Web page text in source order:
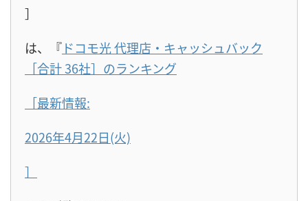
］
は、『ドコモ光 代理店・キャッシュバック
［合計 36社］のランキング
［最新情報:
2026年4月22日(火)
］